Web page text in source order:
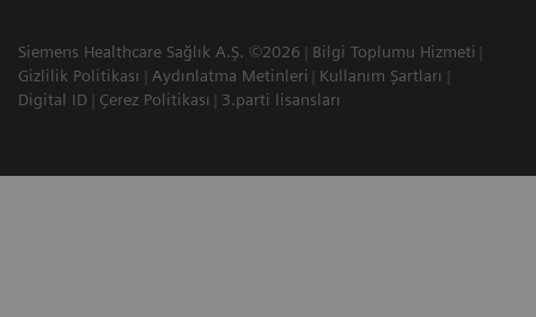
Siemens Healthcare Sağlık A.Ş. ©2026
Bilgi Toplumu Hizmeti
Gizlilik Politikası
Aydınlatma Metinleri
Kullanım Şartları
Digital ID
Çerez Politikası 3.parti lisansları